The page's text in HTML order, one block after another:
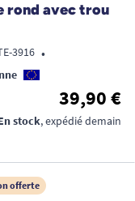
rond avec trou
3916 •
39,90 €
stock, expédié demain
offerte